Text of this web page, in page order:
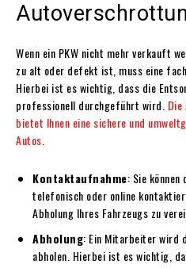
Wenn ein PKW nicht mehr verkauft
zu alt oder defekt ist, muss eine
Hierbei ist es wichtig, dass die
professionell durchgeführt wird.
bietet Ihnen eine sichere und
Autos.
Kontaktaufnahme: Sie
telefonisch oder online
Abholung Ihres Fahrzeugs zu
Abholung: Ein Mitarbeiter wird
abholen. Hierbei ist es wichtig,